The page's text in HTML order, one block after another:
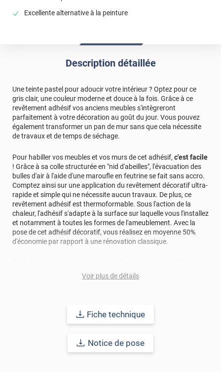
Excellente alternative à la peinture
Description détaillée
Une teinte pastel pour adoucir votre intérieur ? Optez pour ce
gris clair, une couleur moderne et douce à la fois. Grâce à ce
revêtement adhésif vos anciens meubles s'intègreront
parfaitement à votre décoration au goût du jour. Vous pouvez
également transformer un pan de mur sans que cela nécessite
de travaux et de temps de séchage.
Pour habiller vos meubles et vos murs de cet adhésif, c'est facile
! Grâce à sa colle structurée en "nid d'abeilles", l'évacuation des
bulles d'air à l'aide d'une maroufle en feutrine se fait sans accro.
Comptez ainsi sur une application du revêtement décoratif ultra-
rapide et simple qui ne nécessite aucun travaux. De plus, ce
revêtement adhésif est thermoformable. Sous l'action de la
chaleur, l'adhésif s'adapte à la surface sur laquelle vous l'installez
et notamment à toutes les formes de l'ameublement. Avec la
pose de cet adhésif décoratif, vous réalisez en moyenne 50%
d'économie par rapport à une rénovation classique.
comptez sur ce vinyl de haute qualité avec une excellente
résistance à l’eau, à la saleté, à l’abrasion, aux UV et à l’usure.
revêtement peut être installé dans un lieu ouvert public.
écaillage, délamination et jaunissement)
Voir plus de détails
Fiche technique
Notice de pose